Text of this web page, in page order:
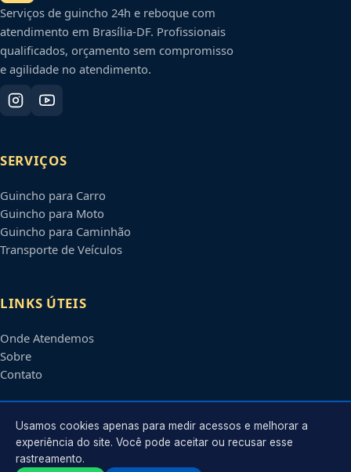
Serviços de guincho 24h e reboque com
atendimento em Brasília-DF. Profissionais
qualificados, orçamento sem compromisso
e agilidade no atendimento.
SERVIÇOS
Guincho para Carro
Guincho para Moto
Guincho para Caminhão
Transporte de Veículos
LINKS ÚTEIS
Onde Atendemos
Sobre
Contato
CONTATO
Atendimento em
Usamos cookies apenas para medir acessos e melhorar a
experiência do site. Você pode aceitar ou recusar esse
rastreamento.